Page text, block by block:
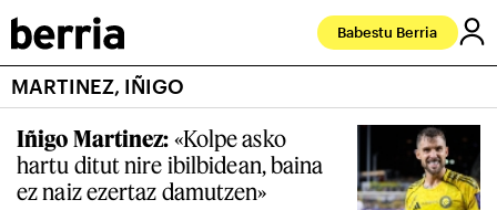
Babestu Berria
MARTINEZ, IÑIGO
Iñigo Martinez: «Kolpe asko
hartu ditut nire ibilbidean, baina
ez naiz ezertaz damutzen»